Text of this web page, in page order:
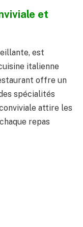
et
est
italienne
offre un
spécialités
attire les
repas